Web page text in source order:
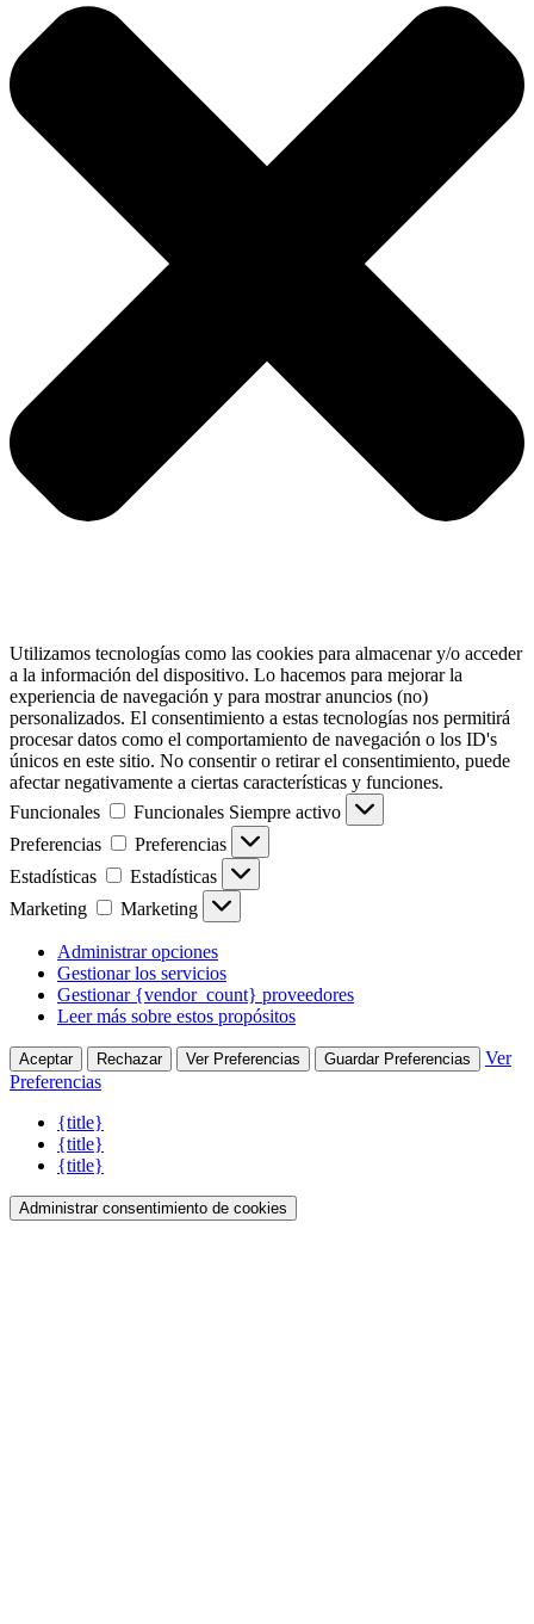
Utilizamos tecnologías como las cookies para almacenar y/o acceder
a la información del dispositivo. Lo hacemos para mejorar la
experiencia de navegación y para mostrar anuncios (no)
personalizados. El consentimiento a estas tecnologías nos permitirá
procesar datos como el comportamiento de navegación o los ID's
únicos en este sitio. No consentir o retirar el consentimiento, puede
afectar negativamente a ciertas características y funciones.
Funcionales
Funcionales Siempre activo
Preferencias
Preferencias
Estadísticas
Estadísticas
Marketing
Marketing
Administrar opciones
Gestionar los servicios
Gestionar {vendor_count} proveedores
Leer más sobre estos propósitos
Aceptar Rechazar Ver Preferencias Guardar Preferencias
Ver
Preferencias
{title}
{title}
{title}
Administrar consentimiento de cookies